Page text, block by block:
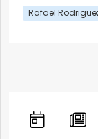
Rafael